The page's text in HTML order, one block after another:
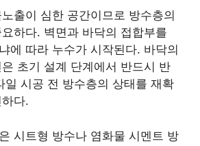
출이 심한 공간이므로 방수층의
하다. 벽면과 바닥의 접합부를
에 따라 누수가 시작된다. 바닥의
초기 설계 단계에서 반드시 반
일 시공 전 방수층의 상태를 재확
다.
시트형 방수나 염화물 시멘트 방